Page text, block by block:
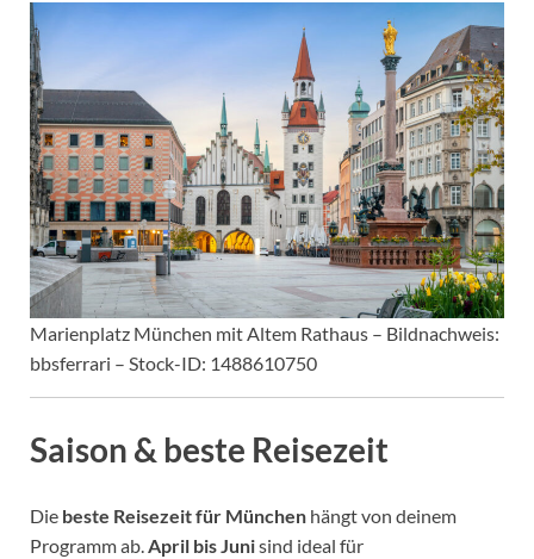
Marienplatz München mit Altem Rathaus – Bildnachweis:
bbsferrari – Stock-ID: 1488610750
Saison & beste Reisezeit
Die beste Reisezeit für München hängt von deinem
Programm ab.April bis Junisind ideal für